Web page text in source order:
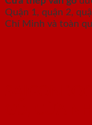
Quận 1, quận 2,
Chí Minh và toàn